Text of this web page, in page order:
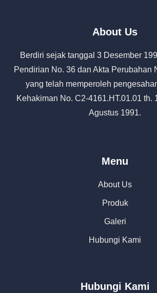
About Us
Berdiri sejak tanggal 3 Desember
Pendirian No. 36 dan Akta Perubahan
yang telah memperoleh
Kehakiman No. C2-4161.HT.01.01 th.
Agustus 1991.
Menu
About Us
Produk
Galeri
Hubungi Kami
Hubungi Kami